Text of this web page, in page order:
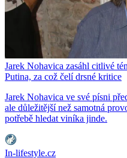
Jarek Nohavica zasáhl citlivé
Putina, za což čelí drsné kritice
Jarek Nohavica ve své písni
ale důležitější než samotná
potřebě hledat viníka jinde.
In-lifestyle.cz